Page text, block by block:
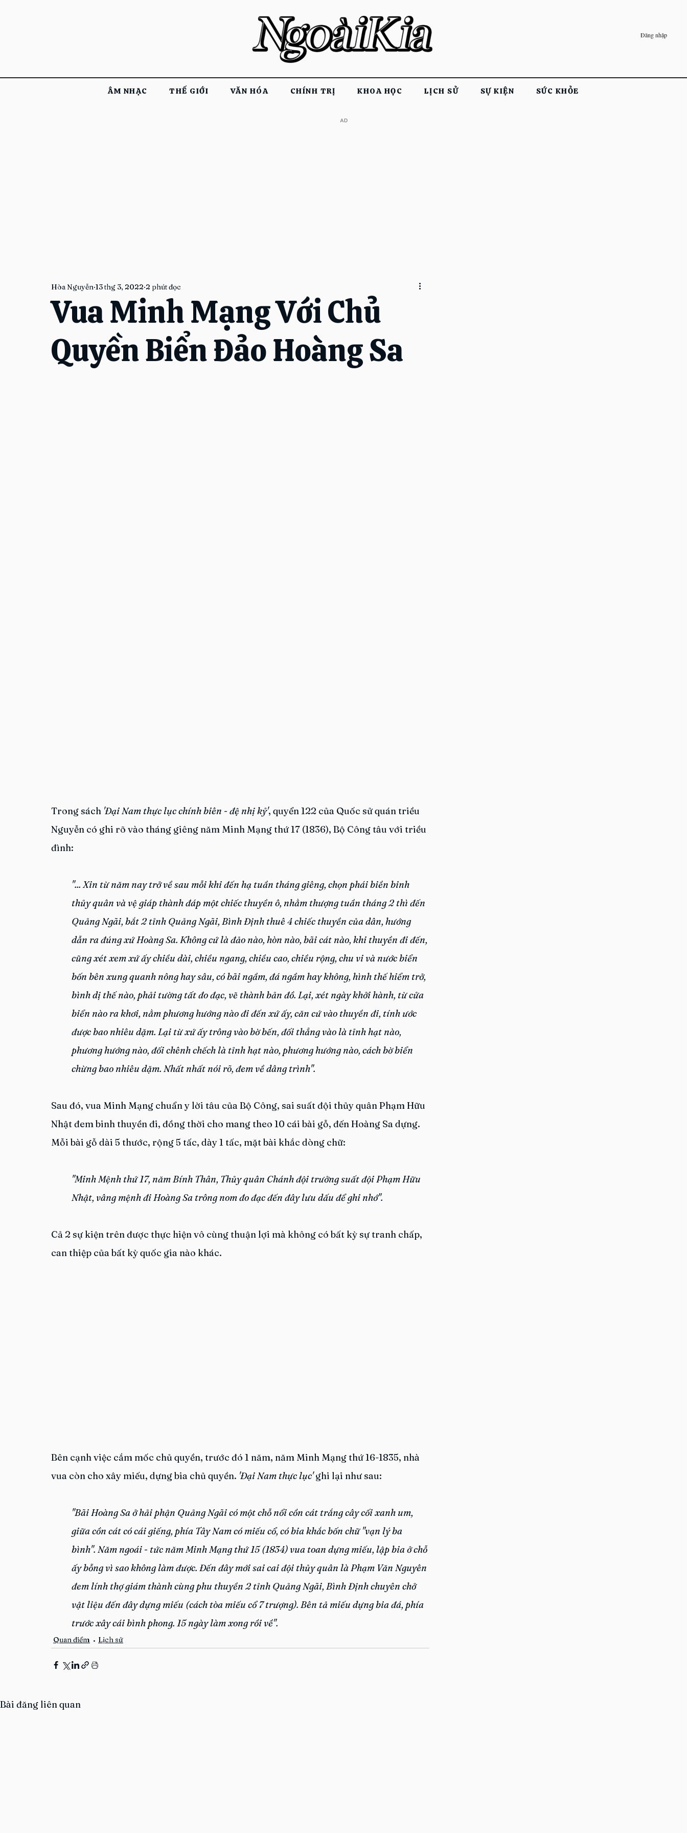
Đăng nhập
ÂM NHẠC THẾ GIỚI VĂN HÓA CHÍNH TRỊ KHOA HỌC LỊCH SỬ SỰ KIỆN SỨC KHỎE
​AD
Vua Minh Mạng Với Chủ
Quyền Biển Đảo Hoàng Sa
Hòa Nguyễn 13 thg 3, 2022 2 phút đọc
Trong sách 'Đại Nam thực lục chính biên - đệ nhị kỷ', quyển 122 của Quốc sử quán triều
Nguyễn có ghi rõ vào tháng giêng năm Minh Mạng thứ 17 (1836), Bộ Công tâu với triều
đình:
"... Xin từ năm nay trở về sau mỗi khi đến hạ tuần tháng giêng, chọn phái biền binh
thủy quân và vệ giáp thành đáp một chiếc thuyền ô, nhằm thượng tuần tháng 2 thì đến
Quảng Ngãi, bắt 2 tỉnh Quảng Ngãi, Bình Định thuê 4 chiếc thuyền của dân, hướng
dẫn ra đúng xứ Hoàng Sa. Không cứ là đảo nào, hòn nào, bãi cát nào, khi thuyền đi đến,
cũng xét xem xứ ấy chiều dài, chiều ngang, chiều cao, chiều rộng, chu vi và nước biển
bốn bên xung quanh nông hay sâu, có bãi ngầm, đá ngầm hay không, hình thế hiểm trở,
bình dị thế nào, phải tường tất đo đạc, vẽ thành bản đồ. Lại, xét ngày khởi hành, từ cửa
biển nào ra khơi, nằm phương hướng nào đi đến xứ ấy, căn cứ vào thuyền đi, tính ước
được bao nhiêu dặm. Lại từ xứ ấy trông vào bờ bến, đối thẳng vào là tỉnh hạt nào,
phương hướng nào, đối chênh chếch là tỉnh hạt nào, phương hướng nào, cách bờ biển
chừng bao nhiêu dặm. Nhất nhất nói rõ, đem về dâng trình".
Sau đó, vua Minh Mạng chuẩn y lời tâu của Bộ Công, sai suất đội thủy quân Phạm Hữu
Nhật đem binh thuyền đi, đồng thời cho mang theo 10 cái bài gỗ, đến Hoàng Sa dựng.
Mỗi bài gỗ dài 5 thước, rộng 5 tấc, dày 1 tấc, mặt bài khắc dòng chữ:
"Minh Mệnh thứ 17, năm Bính Thân, Thủy quân Chánh đội trưởng suất đội Phạm Hữu
Nhật, vâng mệnh đi Hoàng Sa trông nom đo đạc đến đây lưu dấu để ghi nhớ".
Cả 2 sự kiện trên được thực hiện vô cùng thuận lợi mà không có bất kỳ sự tranh chấp,
can thiệp của bất kỳ quốc gia nào khác.
Bên cạnh việc cắm mốc chủ quyền, trước đó 1 năm, năm Minh Mạng thứ 16-1835, nhà
vua còn cho xây miếu, dựng bia chủ quyền. 'Đại Nam thực lục' ghi lại như sau:
"Bãi Hoàng Sa ở hải phận Quảng Ngãi có một chỗ nổi cồn cát trắng cây cối xanh um,
giữa cồn cát có cái giếng, phía Tây Nam có miếu cổ, có bia khắc bốn chữ "vạn lý ba
bình". Năm ngoái - tức năm Minh Mạng thứ 15 (1834) vua toan dựng miếu, lập bia ở chỗ
ấy bỗng vì sao không làm được. Đến đây mới sai cai đội thủy quân là Phạm Văn Nguyên
đem lính thợ giám thành cùng phu thuyền 2 tỉnh Quảng Ngãi, Bình Định chuyên chở
vật liệu đến đây dựng miếu (cách tòa miếu cổ 7 trượng). Bên tả miếu dựng bia đá, phía
trước xây cái bình phong. 15 ngày làm xong rồi về".
Quan điểm Lịch sử
Bài đăng liên quan